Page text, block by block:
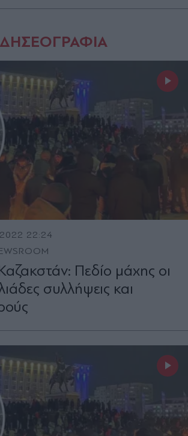
22:24
Πεδίο μάχης οι
συλλήψεις και